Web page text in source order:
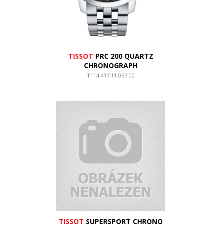
TISSOT PRC 200 QUARTZ
CHRONOGRAPH
T114.417.11.057.00
TISSOT SUPERSPORT CHRONO